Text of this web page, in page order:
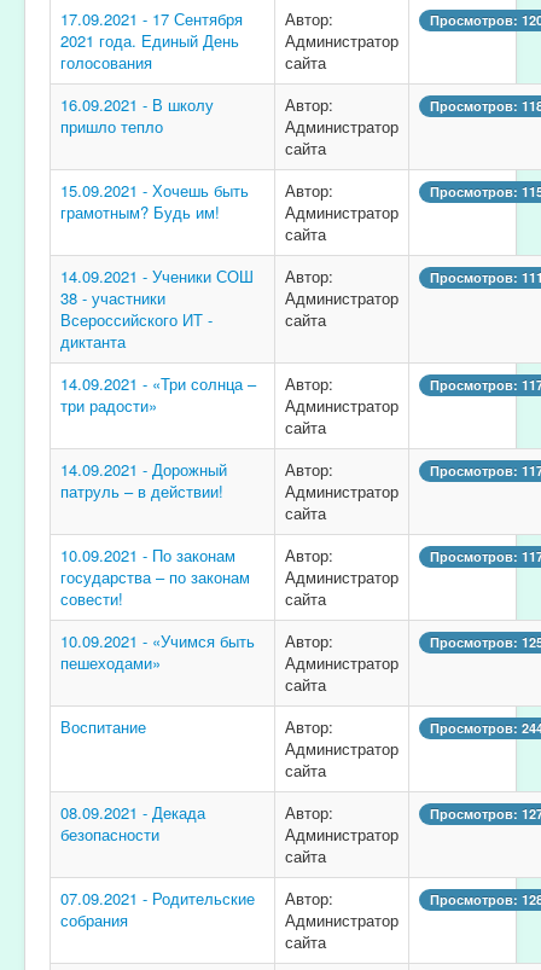
17.09.2021 - 17 Сентября
2021 года. Единый День
голосования
Автор:
Администратор
сайта
Просмотров:
16.09.2021 - В школу
пришло тепло
Автор:
Администратор
сайта
Просмотров:
15.09.2021 - Хочешь быть
грамотным? Будь им!
Автор:
Администратор
сайта
Просмотров:
14.09.2021 - Ученики СОШ
38 - участники
Всероссийского ИТ -
диктанта
Автор:
Администратор
сайта
Просмотров:
14.09.2021 - «Три солнца –
три радости»
Автор:
Администратор
сайта
Просмотров:
14.09.2021 - Дорожный
патруль – в действии!
Автор:
Администратор
сайта
Просмотров:
10.09.2021 - По законам
государства – по законам
совести!
Автор:
Администратор
сайта
Просмотров:
10.09.2021 - «Учимся быть
пешеходами»
Автор:
Администратор
сайта
Просмотров:
Воспитание
Автор:
Администратор
сайта
Просмотров:
08.09.2021 - Декада
безопасности
Автор:
Администратор
сайта
Просмотров:
07.09.2021 - Родительские
собрания
Автор:
Администратор
сайта
Просмотров: